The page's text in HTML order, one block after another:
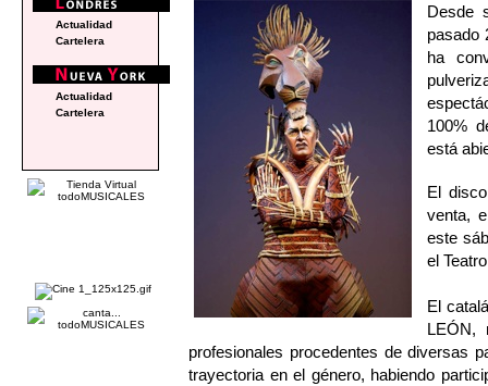
Desde
pasado
ha
100%
está
El
venta,
este
el
El
LEÓN,
profesionales procedentes de diversas
trayectoria en el género, habiendo
Actualidad
Cartelera
Actualidad
Cartelera